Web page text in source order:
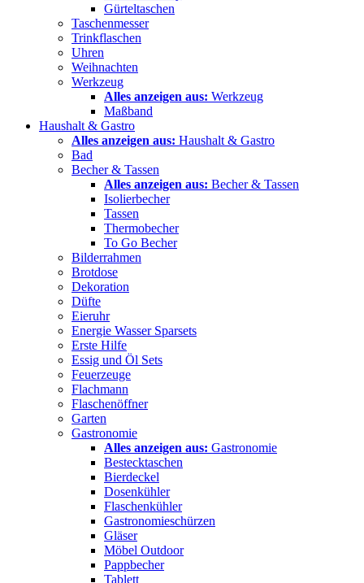
Gürteltaschen
Taschenmesser
Trinkflaschen
Uhren
Weihnachten
Werkzeug
Alles anzeigen aus: Werkzeug
Maßband
Haushalt & Gastro
Alles anzeigen aus: Haushalt & Gastro
Bad
Becher & Tassen
Alles anzeigen aus: Becher & Tassen
Isolierbecher
Tassen
Thermobecher
To Go Becher
Bilderrahmen
Brotdose
Dekoration
Düfte
Eieruhr
Energie Wasser Sparsets
Erste Hilfe
Essig und Öl Sets
Feuerzeuge
Flachmann
Flaschenöffner
Garten
Gastronomie
Alles anzeigen aus: Gastronomie
Bestecktaschen
Bierdeckel
Dosenkühler
Flaschenkühler
Gastronomieschürzen
Gläser
Möbel Outdoor
Pappbecher
Tablett